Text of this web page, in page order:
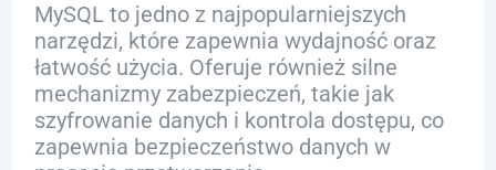
MySQL to jedno z najpopularniejszych
narzędzi, które zapewnia wydajność oraz
łatwość użycia. Oferuje również silne
mechanizmy zabezpieczeń, takie jak
szyfrowanie danych i kontrola dostępu, co
zapewnia bezpieczeństwo danych w